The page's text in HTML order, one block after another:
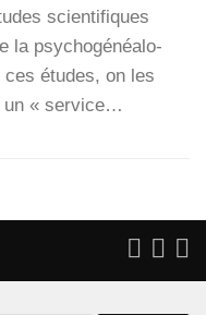
scien­ti­fiques
la psy­cho­gé­néa­lo­
études, on les
un « ser­vice…